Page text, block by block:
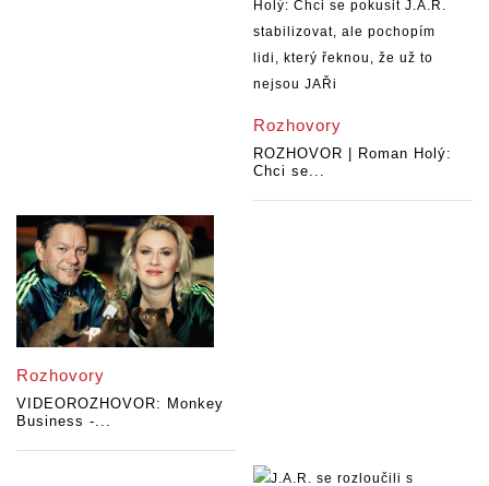
Rozhovory
ROZHOVOR | Roman Holý:
Chci se...
Rozhovory
VIDEOROZHOVOR: Monkey
Business -...